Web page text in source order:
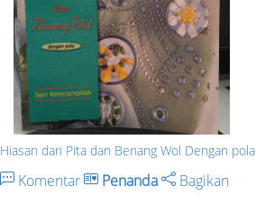
Hiasan dari Pita dan Benang Wol Dengan pola
Komentar Penanda Bagikan